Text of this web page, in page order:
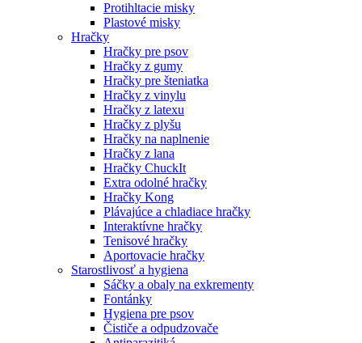
Protihltacie misky
Plastové misky
Hračky
Hračky pre psov
Hračky z gumy
Hračky pre šteniatka
Hračky z vinylu
Hračky z latexu
Hračky z plyšu
Hračky na naplnenie
Hračky z lana
Hračky ChuckIt
Extra odolné hračky
Hračky Kong
Plávajúce a chladiace hračky
Interaktívne hračky
Tenisové hračky
Aportovacie hračky
Starostlivosť a hygiena
Sáčky a obaly na exkrementy
Fontánky
Hygiena pre psov
Čističe a odpudzovače